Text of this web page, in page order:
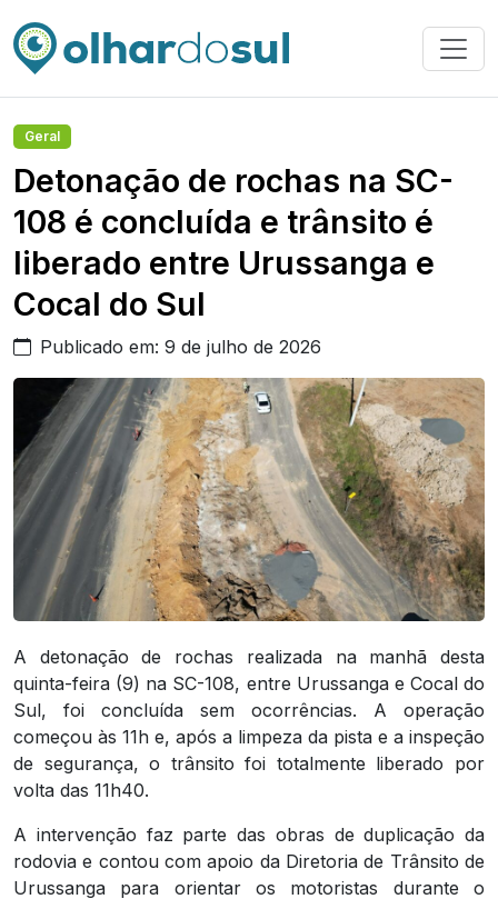
Geral
Detonação de rochas na SC-
108 é concluída e trânsito é
liberado entre Urussanga e
Cocal do Sul
Publicado em: 9 de julho de 2026
A detonação de rochas realizada na manhã desta
quinta-feira (9) na SC-108, entre Urussanga e Cocal do
Sul, foi concluída sem ocorrências. A operação
começou às 11h e, após a limpeza da pista e a inspeção
de segurança, o trânsito foi totalmente liberado por
volta das 11h40.
A intervenção faz parte das obras de duplicação da
rodovia e contou com apoio da Diretoria de Trânsito de
Urussanga para orientar os motoristas durante o